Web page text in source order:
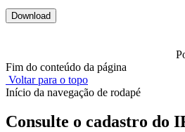
Fim do conteúdo da página
Voltar para o topo
Início da navegação de rodapé
Consulte o cadastro do